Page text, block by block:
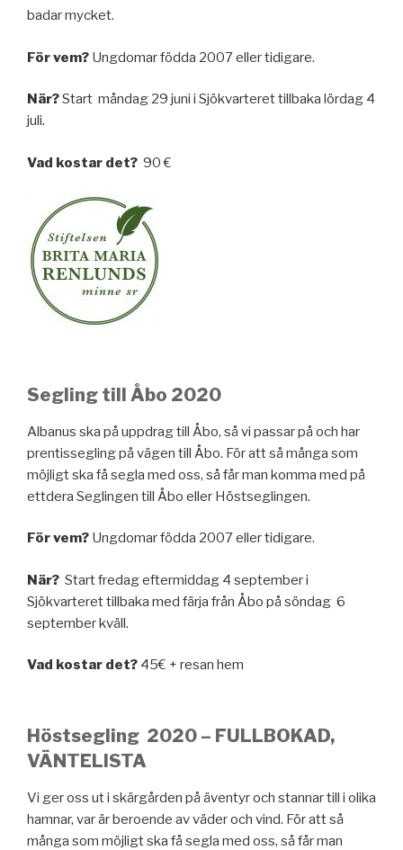
badar mycket.
För vem? Ungdomar födda 2007 eller tidigare.
När?Start måndag 29 juni i Sjökvarteret tillbaka lördag 4
juli.
Vad kostar det? 90 €
Segling till Åbo 2020
Albanus ska på uppdrag till Åbo, så vi passar på och har
prentissegling på vägen till Åbo. För att så många som
möjligt ska få segla med oss, så får man komma med på
ettdera Seglingen till Åbo eller Höstseglingen.
För vem? Ungdomar födda 2007 eller tidigare.
När? Start fredag eftermiddag 4 september i
Sjökvarteret tillbaka med färja från Åbo på söndag 6
september kväll.
Vad kostar det? 45€ + resan hem
Höstsegling 2020 – FULLBOKAD,
VÄNTELISTA
Vi ger oss ut i skärgården på äventyr och stannar till i olika
hamnar, var är beroende av väder och vind. För att så
många som möjligt ska få segla med oss, så får man